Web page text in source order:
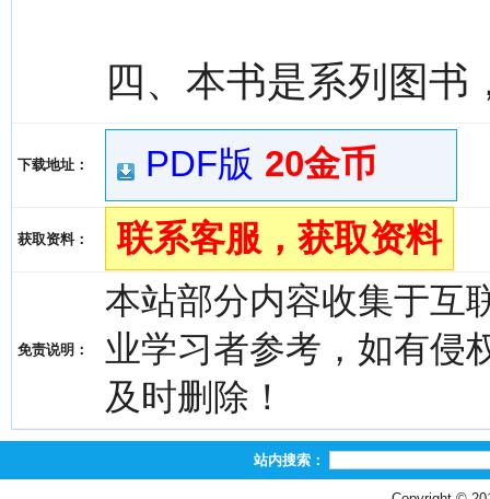
四、本书是系列图
下载地址： PDF版 20金币
获取资料： 联系客服，获取资料
免责说明：
本站部分内容收集于互
业学习者参考，如有侵
及时删除！
站内搜索：